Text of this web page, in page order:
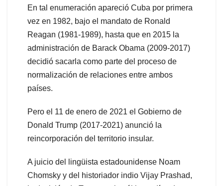
En tal enumeración apareció Cuba por primera
vez en 1982, bajo el mandato de Ronald
Reagan (1981-1989), hasta que en 2015 la
administración de Barack Obama (2009-2017)
decidió sacarla como parte del proceso de
normalización de relaciones entre ambos
países.
Pero el 11 de enero de 2021 el Gobierno de
Donald Trump (2017-2021) anunció la
reincorporación del territorio insular.
A juicio del lingüista estadounidense Noam
Chomsky y del historiador indio Vijay Prashad,